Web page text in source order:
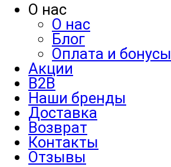
О нас
О нас
Блог
Оплата и бонусы
Акции
B2B
Наши бренды
Доставка
Возврат
Контакты
Отзывы